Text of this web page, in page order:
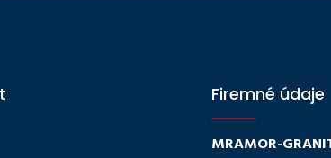
Firemné údaje
MRAMOR-